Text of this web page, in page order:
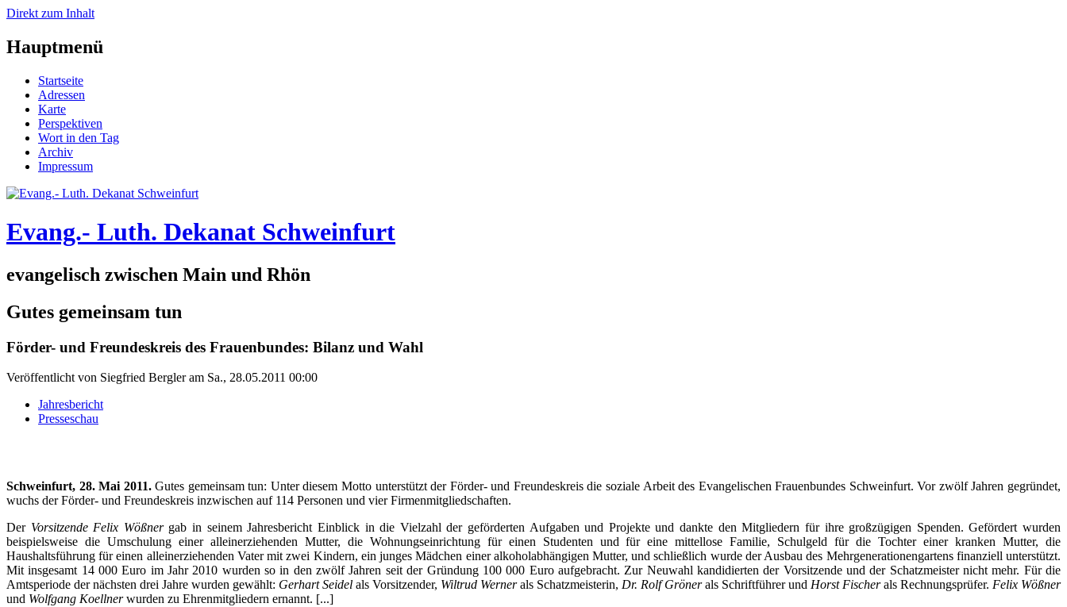
Direkt zum Inhalt
Hauptmenü
Startseite
Adressen
Karte
Perspektiven
Wort in den Tag
Archiv
Impressum
Evang.- Luth. Dekanat Schweinfurt
evangelisch zwischen Main und Rhön
Gutes gemeinsam tun
Förder- und Freundeskreis des Frauenbundes: Bilanz und Wahl
Veröffentlicht von Siegfried Bergleram Sa., 28.05.2011 00:00
Jahresbericht
Presseschau
Schweinfurt, 28. Mai 2011.Gutes gemeinsam tun: Unter diesem Motto unterstützt der Förder- und Freundeskreis die soziale Arbeit des Evangelischen Frauenbundes Schweinfurt. Vor zwölf Jahren gegründet,
wuchs der Förder- und Freundeskreis inzwischen auf 114 Personen und vier Firmenmitgliedschaften.
Der Vorsitzende Felix Wößnergab in seinem Jahresbericht Einblick in die Vielzahl der geförderten Aufgaben und Projekte und dankte den Mitgliedern für ihre großzügigen Spenden. Gefördert wurden
beispielsweise die Umschulung einer alleinerziehenden Mutter, die Wohnungseinrichtung für einen Studenten und für eine mittellose Familie, Schulgeld für die Tochter einer kranken Mutter, die
Haushaltsführung für einen alleinerziehenden Vater mit zwei Kindern, ein junges Mädchen einer alkoholabhängigen Mutter, und schließlich wurde der Ausbau des Mehrgenerationengartens finanziell unterstützt.
Mit insgesamt 14 000 Euro im Jahr 2010 wurden so in den zwölf Jahren seit der Gründung 100 000 Euro aufgebracht. Zur Neuwahl kandidierten der Vorsitzende und der Schatzmeister nicht mehr. Für die
Amtsperiode der nächsten drei Jahre wurden gewählt: Gerhart Seidel als Vorsitzender, Wiltrud Wernerals Schatzmeisterin, Dr. Rolf Grönerals Schriftführer und Horst Fischerals Rechnungsprüfer. Felix Wößner
und Wolfgang Koellnerwurden zu Ehrenmitgliedern ernannt. [...]